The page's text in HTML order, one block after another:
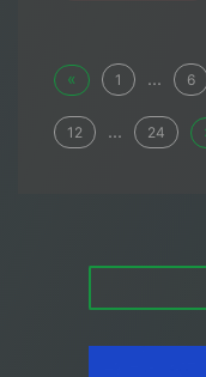
« 1 ... 6
12 ... 24